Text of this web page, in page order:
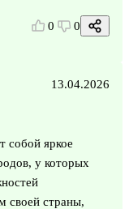
0 0
13.04.2026
собой яркое
у которых
своей страны,